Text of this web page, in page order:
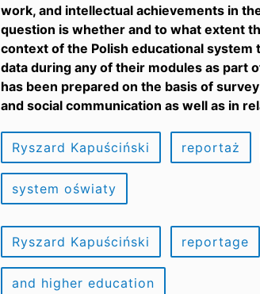
work, and intellectual achievements in
question is whether and to what extent
context of the Polish educational system
data during any of their modules as part
has been prepared on the basis of
and social communication as well as in
Ryszard Kapuściński reportaż
system oświaty
Ryszard Kapuściński reportage
and higher education